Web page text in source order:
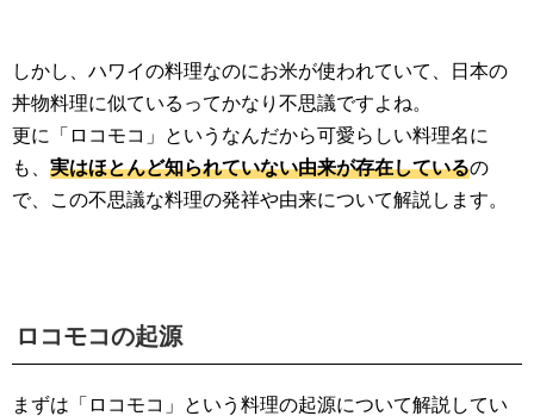
しかし、ハワイの料理なのにお米が使われていて、日本の
丼物料理に似ているってかなり不思議ですよね。
更に「ロコモコ」というなんだから可愛らしい料理名に
も、 実はほとんど知られていない由来が存在しているの
で、この不思議な料理の発祥や由来について解説します。
ロコモコの起源
まずは「ロコモコ」という料理の起源について解説してい